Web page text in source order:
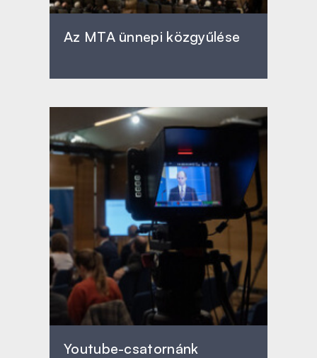
Az MTA ünnepi közgyűlése
Youtube-csatornánk